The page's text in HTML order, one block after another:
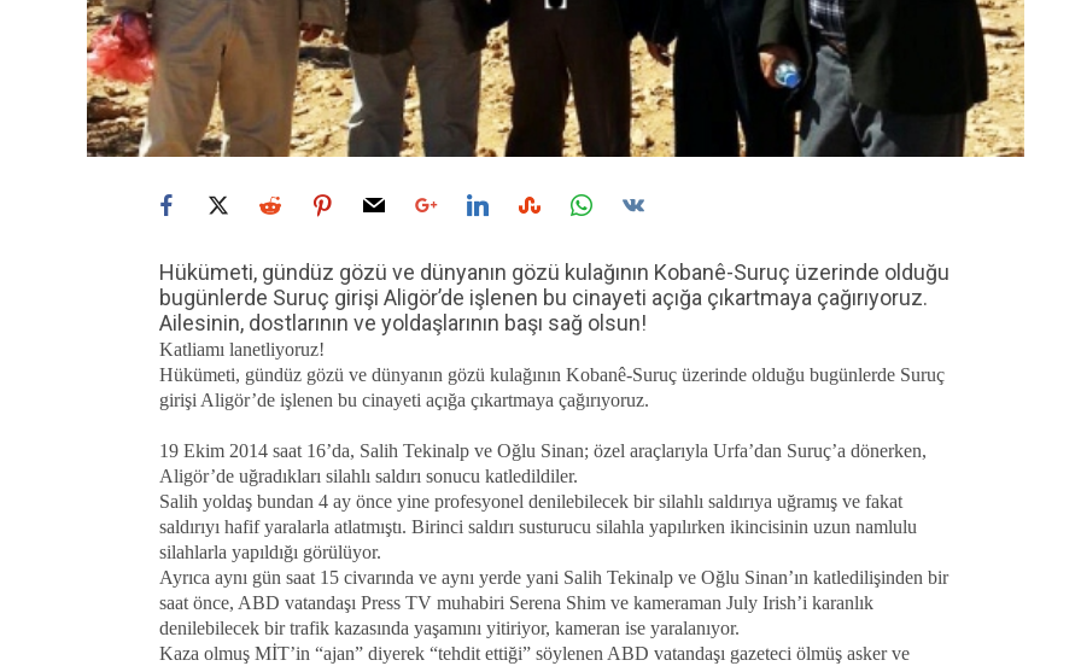
Hükümeti, gündüz gözü ve dünyanın gözü kulağının Kobanê-Suruç üzerinde olduğu
bugünlerde Suruç girişi Aligör’de işlenen bu cinayeti açığa çıkartmaya çağırıyoruz.
Ailesinin, dostlarının ve yoldaşlarının başı sağ olsun!
Katliamı lanetliyoruz!
Hükümeti, gündüz gözü ve dünyanın gözü kulağının Kobanê-Suruç üzerinde olduğu bugünlerde Suruç
girişi Aligör’de işlenen bu cinayeti açığa çıkartmaya çağırıyoruz.
19 Ekim 2014 saat 16’da, Salih Tekinalp ve Oğlu Sinan; özel araçlarıyla Urfa’dan Suruç’a dönerken,
Aligör’de uğradıkları silahlı saldırı sonucu katledildiler.
Salih yoldaş bundan 4 ay önce yine profesyonel denilebilecek bir silahlı saldırıya uğramış ve fakat
saldırıyı hafif yaralarla atlatmıştı. Birinci saldırı susturucu silahla yapılırken ikincisinin uzun namlulu
silahlarla yapıldığı görülüyor.
Ayrıca aynı gün saat 15 civarında ve aynı yerde yani Salih Tekinalp ve Oğlu Sinan’ın katledilişinden bir
saat önce, ABD vatandaşı Press TV muhabiri Serena Shim ve kameraman July Irish’i karanlık
denilebilecek bir trafik kazasında yaşamını yitiriyor, kameran ise yaralanıyor.
Kaza olmuş MİT’in “ajan” diyerek “tehdit ettiği” söylenen ABD vatandaşı gazeteci ölmüş asker ve